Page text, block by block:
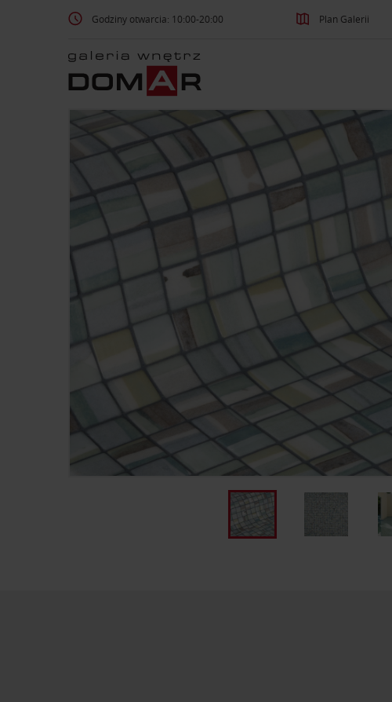
Godziny otwarcia: 10:00-20:00 Plan Galerii